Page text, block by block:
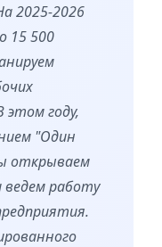
2025-2026
15 500
этом году,
"Один
открываем
ведем работу